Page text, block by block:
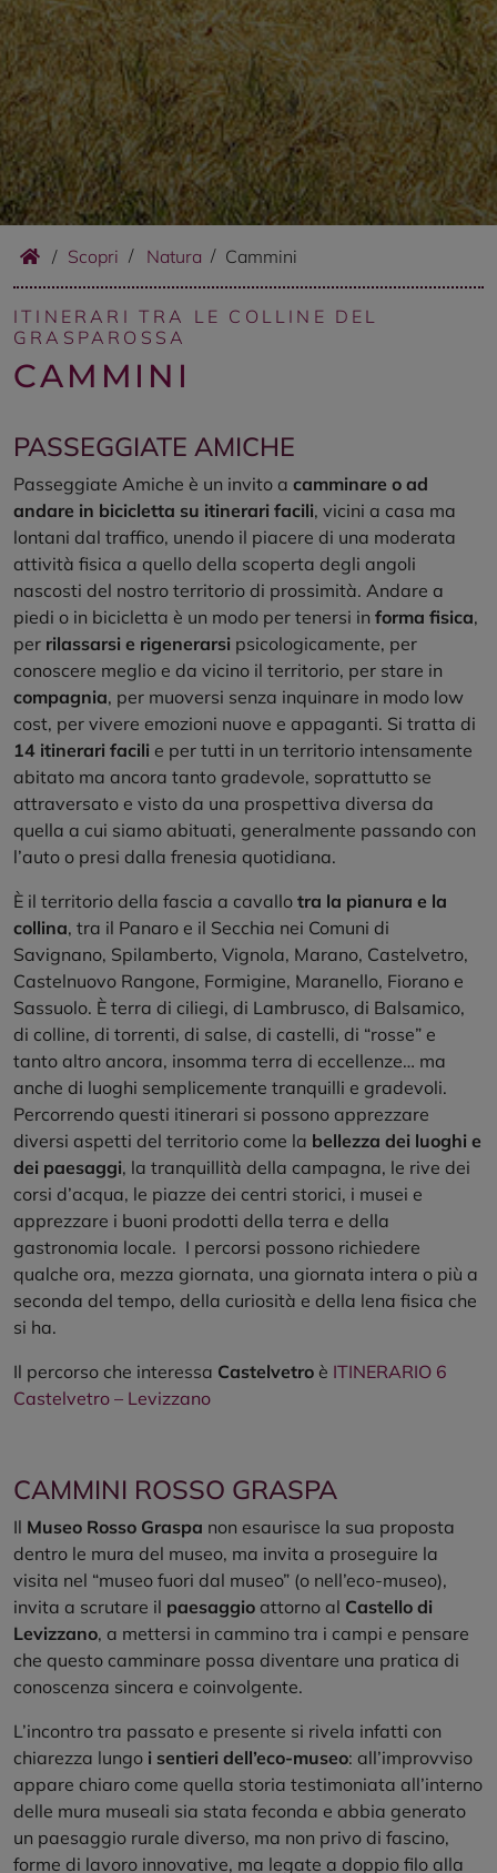
/ Scopri Natura Cammini
ITINERARI TRA LE COLLINE DEL
GRASPAROSSA
CAMMINI
PASSEGGIATE AMICHE
Passeggiate Amiche è un invito a camminare o ad
andare in bicicletta su itinerari facili, vicini a casa ma
lontani dal traffico, unendo il piacere di una moderata
attività fisica a quello della scoperta degli angoli
nascosti del nostro territorio di prossimità. Andare a
piedi o in bicicletta è un modo per tenersi in forma fisica,
per rilassarsi e rigenerarsi psicologicamente, per
conoscere meglio e da vicino il territorio, per stare in
compagnia, per muoversi senza inquinare in modo low
cost, per vivere emozioni nuove e appaganti. Si tratta di
14 itinerari facili e per tutti in un territorio intensamente
abitato ma ancora tanto gradevole, soprattutto se
attraversato e visto da una prospettiva diversa da
quella a cui siamo abituati, generalmente passando con
l’auto o presi dalla frenesia quotidiana.
È il territorio della fascia a cavallo tra la pianura e la
collina, tra il Panaro e il Secchia nei Comuni di
Savignano, Spilamberto, Vignola, Marano, Castelvetro,
Castelnuovo Rangone, Formigine, Maranello, Fiorano e
Sassuolo. È terra di ciliegi, di Lambrusco, di Balsamico,
di colline, di torrenti, di salse, di castelli, di “rosse” e
tanto altro ancora, insomma terra di eccellenze… ma
anche di luoghi semplicemente tranquilli e gradevoli.
Percorrendo questi itinerari si possono apprezzare
diversi aspetti del territorio come la bellezza dei luoghi e
dei paesaggi, la tranquillità della campagna, le rive dei
corsi d’acqua, le piazze dei centri storici, i musei e
apprezzare i buoni prodotti della terra e della
gastronomia locale. I percorsi possono richiedere
qualche ora, mezza giornata, una giornata intera o più a
seconda del tempo, della curiosità e della lena fisica che
si ha.
Il percorso che interessa Castelvetro è ITINERARIO 6
Castelvetro – Levizzano
CAMMINI ROSSO GRASPA
Il Museo Rosso Graspa non esaurisce la sua proposta
dentro le mura del museo, ma invita a proseguire la
visita nel “museo fuori dal museo” (o nell’eco-museo),
invita a scrutare il paesaggio attorno al Castello di
Levizzano, a mettersi in cammino tra i campi e pensare
che questo camminare possa diventare una pratica di
conoscenza sincera e coinvolgente.
L’incontro tra passato e presente si rivela infatti con
chiarezza lungo i sentieri dell’eco-museo: all’improvviso
appare chiaro come quella storia testimoniata all’interno
delle mura museali sia stata feconda e abbia generato
un paesaggio rurale diverso, ma non privo di fascino,
forme di lavoro innovative, ma legate a doppio filo alla